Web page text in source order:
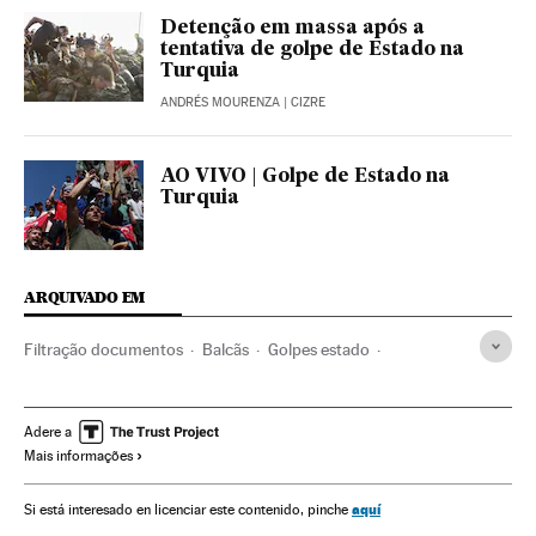
Detenção em massa após a
tentativa de golpe de Estado na
Turquia
ANDRÉS MOURENZA | CIZRE
AO VIVO | Golpe de Estado na
Turquia
ARQUIVADO EM
Filtração documentos Balcãs Golpes estado
Partidos políticos Ásia Europa
Recep Tayyip Erdogan
Comunicação Ancara AKP Golpe Estado Turquia
Adere a
Mais informações
Si está interesado en licenciar este contenido, pinche aquí